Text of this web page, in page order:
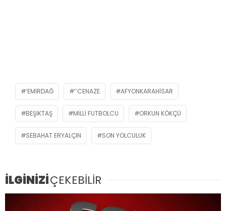
‘EMIRDAĞ ’’CENAZE AFYONKARAHISAR
BEŞIKTAŞ MILLI FUTBOLCU ORKUN KÖKÇÜ
SEBAHAT ERYALÇIN SON YOLCULUK
İLGİNİZİÇEKEBİLİR